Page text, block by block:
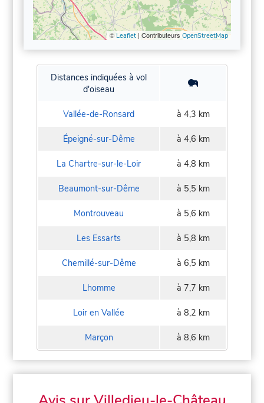
© Leaflet| Contributeurs OpenStreetMap
Distances indiquées à vol
d'oiseau
Vallée-de-Ronsard à 4,3 km
Épeigné-sur-Dême à 4,6 km
La Chartre-sur-le-Loir à 4,8 km
Beaumont-sur-Dême à 5,5 km
Montrouveau à 5,6 km
Les Essarts à 5,8 km
Chemillé-sur-Dême à 6,5 km
Lhomme à 7,7 km
Loir en Vallée à 8,2 km
Marçon à 8,6 km